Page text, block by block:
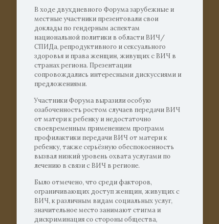
В ходе двухдневного Форума зарубежные и
местные участники презентовали свои
доклады по гендерным аспектам
национальной политики в области ВИЧ/
СПИДа, репродуктивного и сексуального
здоровья и права женщин, живущих с ВИЧ в
странах региона. Презентации
сопровождались интересными дискуссиями и
предложениями.
Участники Форума выразили особую
озабоченность ростом случаев передачи ВИЧ
от матери к ребенку и недостаточно
своевременным применением программ
профилактики передачи ВИЧ от матери к
ребенку, также серьёзную обеспокоенность
вызвал низкий уровень охвата услугами по
лечению в связи с ВИЧ в регионе.
Было отмечено, что среди факторов,
ограничивающих доступ женщин, живущих с
ВИЧ, к различным видам социальных услуг,
значительное место занимают стигма и
дискриминация со стороны общества,